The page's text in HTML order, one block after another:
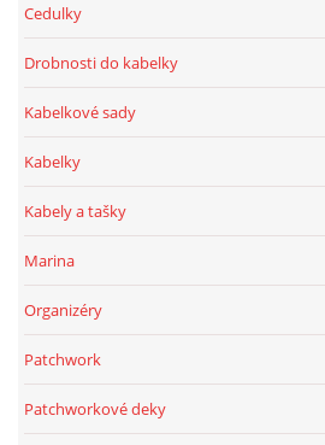
Cedulky
Drobnosti do kabelky
Kabelkové sady
Kabelky
Kabely a tašky
Marina
Organizéry
Patchwork
Patchworkové deky